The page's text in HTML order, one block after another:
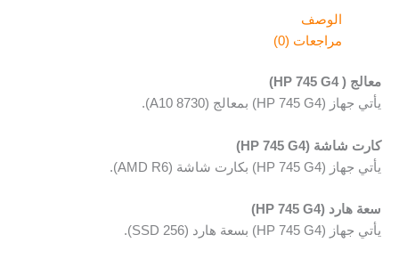
الوصف
مراجعات (0)
معالج ( HP 745 G4)
يأتي جهاز (HP 745 G4) بمعالج (A10 8730).
كارت شاشة (HP 745 G4)
يأتي جهاز (HP 745 G4) بكارت شاشة (AMD R6).
سعة هارد (HP 745 G4)
يأتي جهاز (HP 745 G4) بسعة هارد (256 SSD).